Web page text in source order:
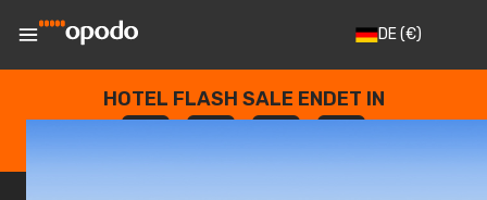
DE(€)
HOTEL FLASH SALE ENDET IN